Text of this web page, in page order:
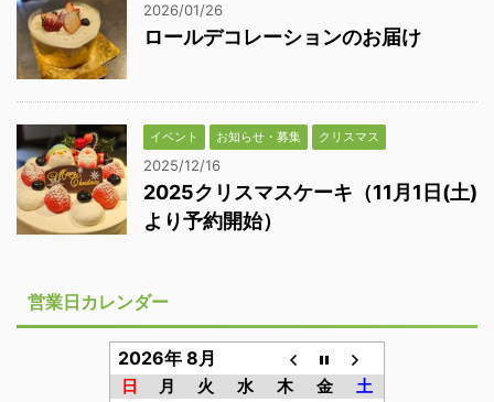
2026/01/26
ロールデコレーションのお届け
イベント お知らせ・募集 クリスマス
2025/12/16
2025クリスマスケーキ（11月1日(土)
より予約開始）
営業日カレンダー
2026年 8月
日 月 火 水 木 金 土